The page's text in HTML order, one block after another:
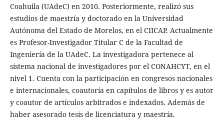
Coahuila (UAdeC) en 2010. Posteriormente, realizó sus
estudios de maestría y doctorado en la Universidad
Autónoma del Estado de Morelos, en el CIICAP. Actualmente
es Profesor-Investigador Titular C de la Facultad de
Ingeniería de la UAdeC. La investigadora pertenece al
sistema nacional de investigadores por el CONAHCYT, en el
nivel 1. Cuenta con la participación en congresos nacionales
e internacionales, coautoría en capítulos de libros y es autor
y coautor de artículos arbitrados e indexados. Además de
haber asesorado tesis de licenciatura y maestría.